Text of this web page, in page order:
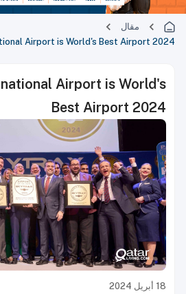
مقال
Airport is World's Best Airport 2024
Airport is World's
Best Airport 2024
18 أبريل 2024